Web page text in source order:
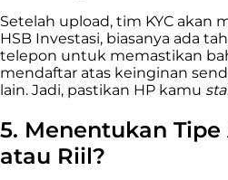
Setelah upload, tim KYC akan
HSB Investasi, biasanya ada
telepon untuk memastikan
mendaftar atas keinginan
lain. Jadi, pastikan HP kamu
5. Menentukan
atau Riil?